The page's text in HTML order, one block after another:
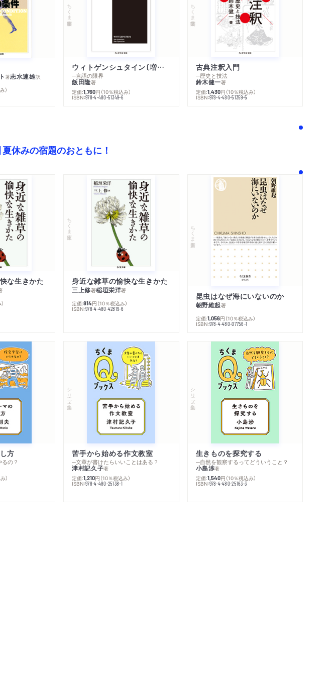
著志水速雄訳
）
ちくま学芸文庫
ウィトゲンシュタイン〔増補新版〕
─言語の限界
飯田隆著
定価:1,760円 （10％税込み）
ISBN:978-4-480-51349-6
ちくま学芸文庫
古典注釈入門
─歴史と技法
鈴木健一著
定価:1,430円 （10％税込み）
ISBN:978-4-480-51359-5
休みの宿題のおともに！
な生きかた
ちくま文庫
身近な雑草の愉快な生きかた
三上修著稲垣栄洋著
定価:814円 （10％税込み）
ISBN:978-4-480-42819-6
ちくま新書
昆虫はなぜ海にいないのか
朝野維起著
定価:1,056円 （10％税込み）
ISBN:978-4-480-07756-1
方
の？
）
シリーズ・全集
苦手から始める作文教室
─文章が書けたらいいことはある？
津村記久子著
定価:1,210円 （10％税込み）
ISBN:978-4-480-25138-1
シリーズ・全集
生きものを探究する
─自然を観察するってどういうこと？
小島渉著
定価:1,540円 （10％税込み）
ISBN:978-4-480-25163-3